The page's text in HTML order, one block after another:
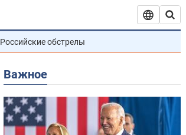
Российские обстрелы
Важное